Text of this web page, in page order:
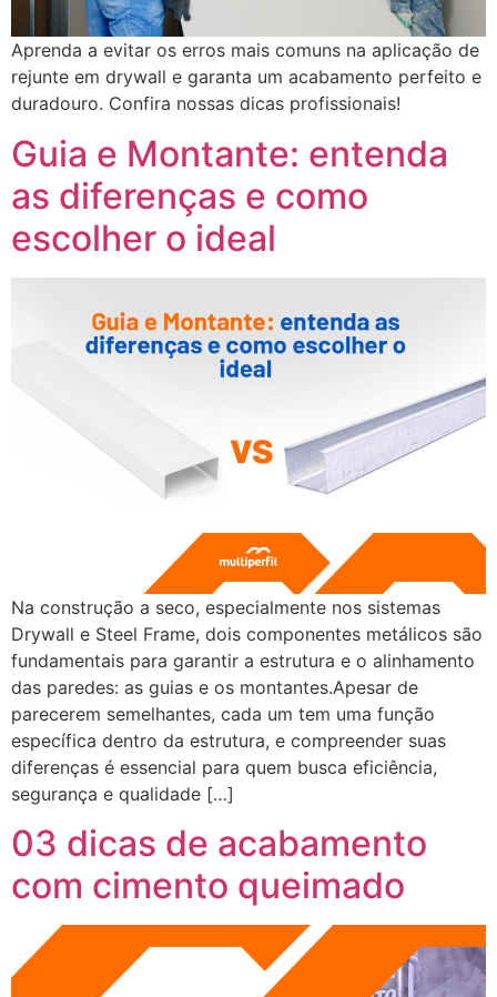
Aprenda a evitar os erros mais comuns na aplicação de
rejunte em drywall e garanta um acabamento perfeito e
duradouro. Confira nossas dicas profissionais!
Guia e Montante: entenda
as diferenças e como
escolher o ideal
Na construção a seco, especialmente nos sistemas
Drywall e Steel Frame, dois componentes metálicos são
fundamentais para garantir a estrutura e o alinhamento
das paredes: as guias e os montantes.Apesar de
parecerem semelhantes, cada um tem uma função
específica dentro da estrutura, e compreender suas
diferenças é essencial para quem busca eficiência,
segurança e qualidade […]
03 dicas de acabamento
com cimento queimado